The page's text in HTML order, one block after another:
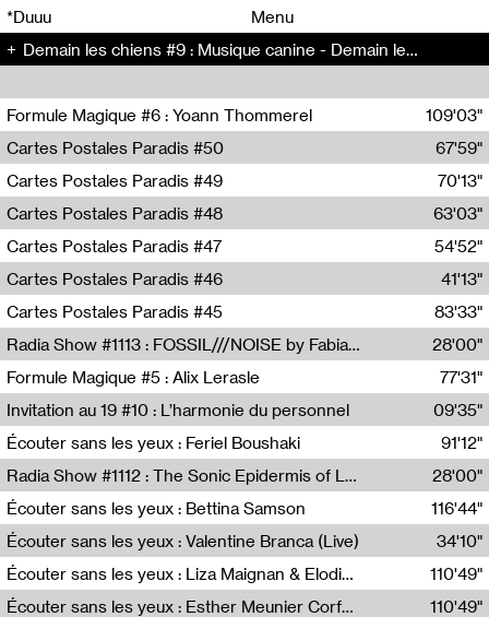
*Duuu
Menu
Demain les chiens #9 : Musique canine - Demain les chiens (9)
Formule Magique #6 : Yoann Thommerel
Nathalie Lacroix,Yoann Thommerel
109'03"
Cartes Postales Paradis #50
Zoé Leroux
67'59"
Cartes Postales Paradis #49
Aurore Portales
70'13"
Cartes Postales Paradis #48
Mathias Dupaquier
63'03"
Cartes Postales Paradis #47
Raymond Engramer
54'52"
Cartes Postales Paradis #46
Sarah Banville
41'13"
Cartes Postales Paradis #45
Mateo Cuin
83'33"
Radia Show #1113 : FOSSIL///NOISE by Fabiana Gibim / Wave Farm
Wave Farm
28'00"
Formule Magique #5 : Alix Lerasle
Nathalie Lacroix
77'31"
Invitation au 19 #10 : L’harmonie du personnel
19, CRAC
09'35"
Écouter sans les yeux : Feriel Boushaki
Feriel Boushaki
91'12"
Radia Show #1112 : The Sonic Epidermis of Lake Léman by Paul Courlet / Guest Slot
28'00"
Écouter sans les yeux : Bettina Samson
Bettina Samson
116'44"
Écouter sans les yeux : Valentine Branca (Live)
Valentine Branca
34'10"
Écouter sans les yeux : Liza Maignan & Elodie Lecat
Liza Maignan,Elodie Lecat
110'49"
Écouter sans les yeux : Esther Meunier Corfdyr
110'49"
00 00
00 00